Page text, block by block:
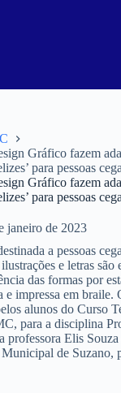
Gráfico fazem
para pessoas
Gráfico fazem
para pessoas
janeiro de 2023
a pessoas
e letras são
das formas por
e impressa em braile.
alunos do Curso
para a disciplina
professora Elis
de Suzano,